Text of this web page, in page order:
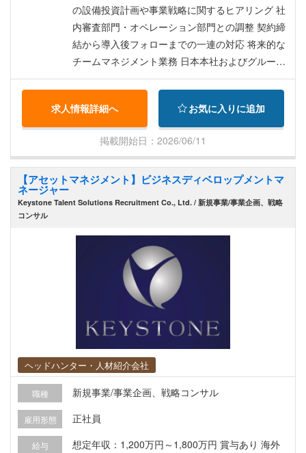
の設備投資計画や事業戦略に関するヒアリング 社
内審査部門・オペレーション部門との調整 契約締
結から導入後フォローまでの一連の対応 将来的な
チームマネジメント業務 日本本社およびグループ
会社との連携
求人情報詳細へ お気に入りに追加
掲載開始日：2026/06/11
【アセットマネジメント】ビジネスディベロップメントマ
ネージャー
Keystone Talent Solutions Recruitment Co., Ltd. / 新規事業/事業企画、戦略
コンサル
ヘッドハンター・人材紹介会社
職種 新規事業/事業企画、戦略コンサル
雇用形態 正社員
給与
想定年収：1,200万円～1,800万円 賞与あり 海外